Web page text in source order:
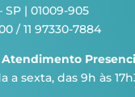
SP | 01009-905
/ 11 97330-7884
Atendimento
a sexta, das 9h às